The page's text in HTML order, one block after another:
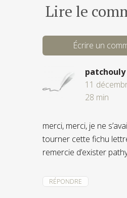
Lire le
Écrire un
patchouly
11
28 min
merci, merci, je ne
tourner cette fichu
remercie d’exister
RÉPONDRE